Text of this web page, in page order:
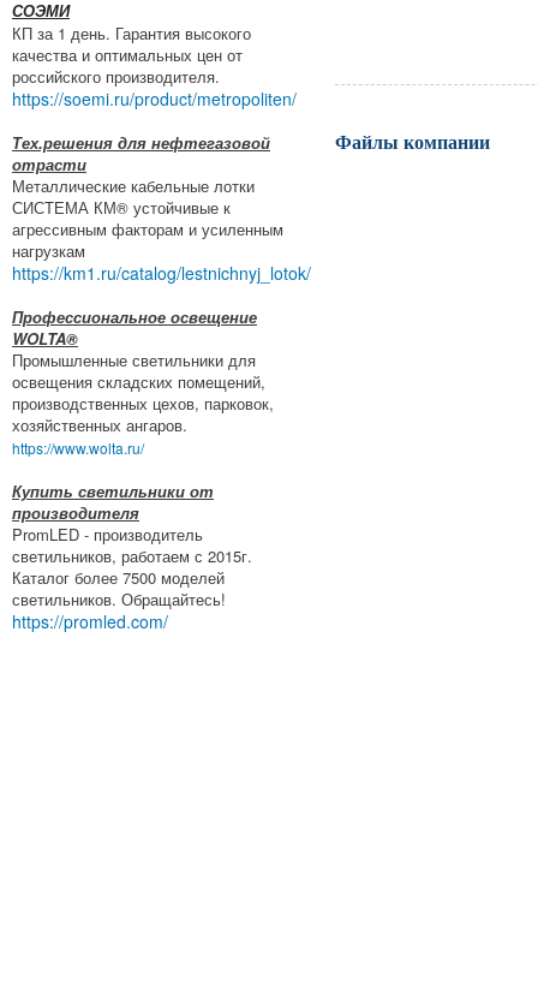
СОЭМИ
КП за 1 день. Гарантия высокого
качества и оптимальных цен от
российского производителя.
https://soemi.ru/product/metropoliten/
Тех.решения для нефтегазовой
отрасти
Металлические кабельные лотки
СИСТЕМА КМ® устойчивые к
агрессивным факторам и усиленным
нагрузкам
https://km1.ru/catalog/lestnichnyj_lotok/
Профессиональное освещение
WOLTA®
Промышленные светильники для
освещения складских помещений,
производственных цехов, парковок,
хозяйственных ангаров.
https://www.wolta.ru/
Купить светильники от
производителя
PromLED - производитель
светильников, работаем с 2015г.
Каталог более 7500 моделей
светильников. Обращайтесь!
https://promled.com/
Файлы компании